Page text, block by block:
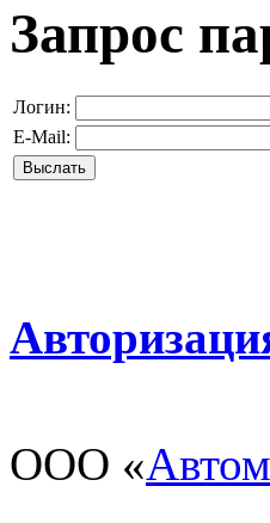
Запрос
Логин:
E-Mail:
ООО «